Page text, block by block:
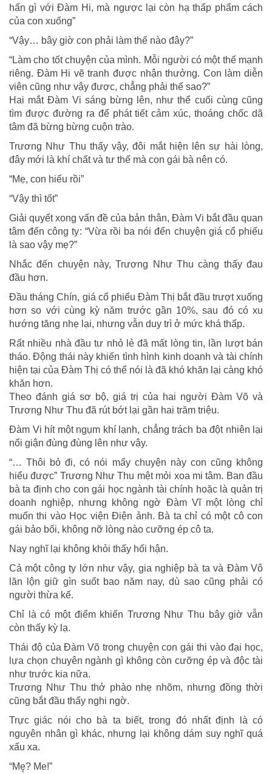
hấn gì với Đàm Hi, mà ngược lại còn hạ thấp phẩm cách
của con xuống”
“Vậy… bây giờ con phải làm thế nào đây?”
“Làm cho tốt chuyện của mình. Mỗi người có một thế mạnh
riêng. Đàm Hi vẽ tranh được nhận thưởng. Con làm diễn
viên cũng như vậy được, chẳng phải thế sao?”
Hai mắt Đàm Vi sáng bừng lên, như thể cuối cùng cũng
tìm được đường ra để phát tiết cảm xúc, thoáng chốc dã
tâm đã bừng bừng cuộn trào.
Trương Như Thu thấy vậy, đôi mắt hiện lên sự hài lòng,
đây mới là khí chất và tư thế mà con gái bà nên có.
“Mẹ, con hiểu rồi”
“Vậy thì tốt”
Giải quyết xong vấn đề của bản thân, Đàm Vi bắt đầu quan
tâm đến công ty: “Vừa rồi ba nói đến chuyện giá cổ phiếu
là sao vậy mẹ?”
Nhắc đến chuyện này, Trương Như Thu càng thấy đau
đầu hơn.
Đầu tháng Chín, giá cổ phiếu Đàm Thị bắt đầu trượt xuống
hơn so với cùng kỳ năm trước gần 10%, sau đó có xu
hướng tăng nhẹ lại, nhưng vẫn duy trì ở mức khá thấp.
Rất nhiều nhà đầu tư nhỏ lẻ đã mất lòng tin, lần lượt bán
tháo. Động thái này khiến tình hình kinh doanh và tài chính
hiện tại của Đàm Thị có thể nói là đã khó khăn lại càng khó
khăn hơn.
Theo đánh giá sơ bộ, giá trị của hai người Đàm Võ và
Trương Như Thu đã rút bớt lại gần hai trăm triệu.
Đàm Vi hít một ngụm khí lạnh, chẳng trách ba đột nhiên lại
nổi giận đùng đùng lên như vậy.
“… Thôi bỏ đi, có nói mấy chuyện này con cũng không
hiểu được” Trương Như Thu mệt mỏi xoa mi tâm. Ban đầu
bà ta định cho con gái học ngành tài chính hoặc là quản trị
doanh nghiệp, nhưng không ngờ Đàm Vĩ một lòng chỉ
muốn thi vào Học viện Điện ảnh. Bà ta chỉ có một cô con
gái bảo bối, không nỡ lòng nào cưỡng ép cô ta.
Nay nghĩ lại không khỏi thấy hối hận.
Cả một công ty lớn như vậy, gia nghiệp bà ta và Đàm Vô
lăn lộn giữ gìn suốt bao năm nay, dù sao cũng phải có
người thừa kế.
Chỉ là có một điểm khiến Trương Như Thu bây giờ vẫn
còn thấy kỳ lạ.
Thái độ của Đàm Võ trong chuyện con gái thi vào đại học,
lựa chọn chuyên ngành gì không còn cưỡng ép và độc tài
như trước kia nữa.
Trương Như Thu thở phào nhẹ nhõm, nhưng đồng thời
cũng bắt đầu thấy nghi ngờ.
Trực giác nói cho bà ta biết, trong đó nhất định là có
nguyên nhân gì khác, nhưng lại không dám suy nghĩ quá
xấu xa.
“Mę? Me!”